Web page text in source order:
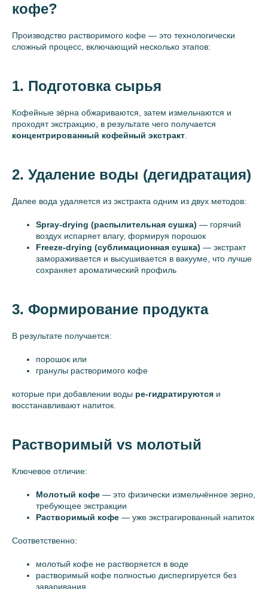
кофе?
Производство растворимого кофе — это технологически
сложный процесс, включающий несколько этапов:
1. Подготовка сырья
Кофейные зёрна обжариваются, затем измельчаются и
проходят экстракцию, в результате чего получается
концентрированный кофейный экстракт
2. Удаление воды (дегидратация)
Далее вода удаляется из экстракта одним из двух методов:
Spray-drying (распылительная сушка) — горячий
воздух испаряет влагу, формируя порошок
Freeze-drying (сублимационная сушка) — экстракт
замораживается и высушивается в вакууме, что лучше
сохраняет ароматический профиль
3. Формирование продукта
В результате получается:
порошок или
гранулы растворимого кофе
которые при добавлении воды ре-гидратируются и
восстанавливают напиток.
Растворимый vs молотый
Ключевое отличие:
Молотый кофе — это физически измельчённое зерно,
требующее экстракции
Растворимый кофе — уже экстрагированный напиток
Соответственно:
молотый кофе не растворяется в воде
растворимый кофе полностью диспергируется без
заваривания